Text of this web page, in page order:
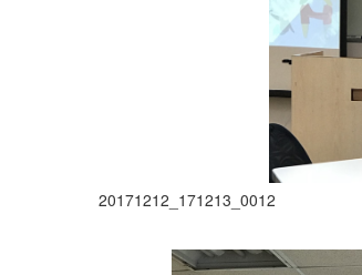
20171212_171213_0012